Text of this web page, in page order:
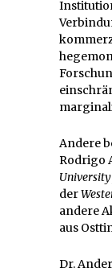
Andere
Rodrigo
University
der
andere
aus
Dr.